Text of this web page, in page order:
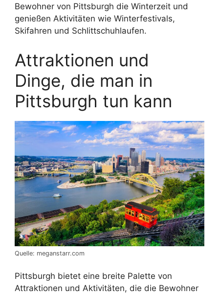
Bewohner von Pittsburgh die Winterzeit und
genießen Aktivitäten wie Winterfestivals,
Skifahren und Schlittschuhlaufen.
Attraktionen und
Dinge, die man in
Pittsburgh tun kann
Quelle: meganstarr.com
Pittsburgh bietet eine breite Palette von
Attraktionen und Aktivitäten, die die Bewohner